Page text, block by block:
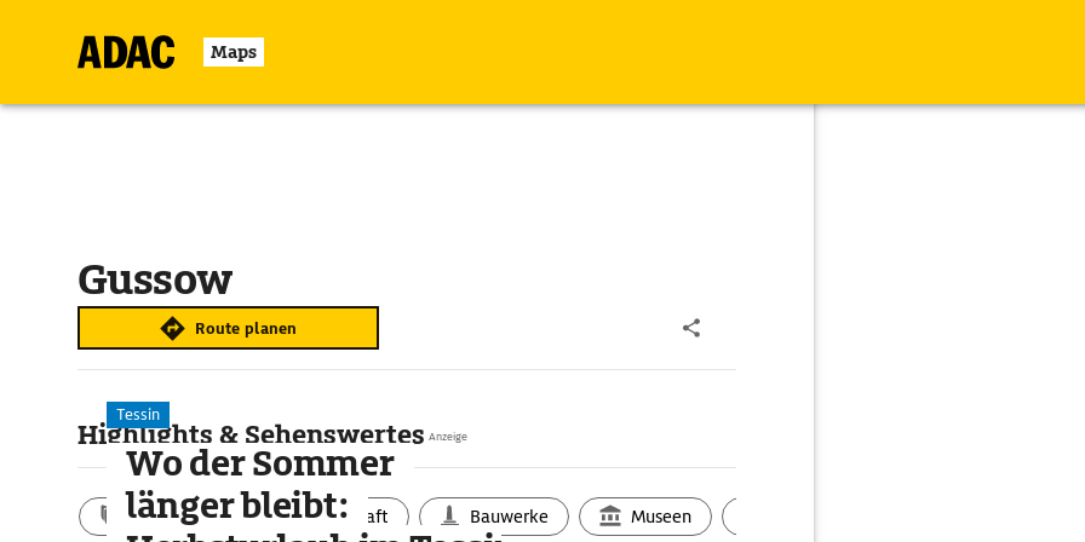
Maps
Gussow
Route planen
Highlights & Sehenswertes
Aktivitäten Landschaft Bauwerke Museen
Anzeige
Tessin
Wo der Sommer
länger bleibt: